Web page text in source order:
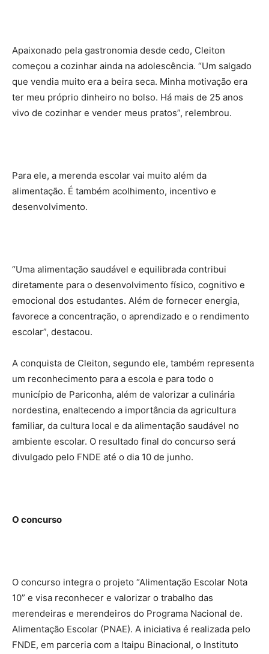
Apaixonado pela gastronomia desde cedo, Cleiton
começou a cozinhar ainda na adolescência. “Um salgado
que vendia muito era a beira seca. Minha motivação era
ter meu próprio dinheiro no bolso. Há mais de 25 anos
vivo de cozinhar e vender meus pratos”, relembrou.
Para ele, a merenda escolar vai muito além da
alimentação. É também acolhimento, incentivo e
desenvolvimento.
“Uma alimentação saudável e equilibrada contribui
diretamente para o desenvolvimento físico, cognitivo e
emocional dos estudantes. Além de fornecer energia,
favorece a concentração, o aprendizado e o rendimento
escolar”, destacou.
A conquista de Cleiton, segundo ele, também representa
um reconhecimento para a escola e para todo o
município de Pariconha, além de valorizar a culinária
nordestina, enaltecendo a importância da agricultura
familiar, da cultura local e da alimentação saudável no
ambiente escolar. O resultado final do concurso será
divulgado pelo FNDE até o dia 10 de junho.
O concurso
O concurso integra o projeto “Alimentação Escolar Nota
10” e visa reconhecer e valorizar o trabalho das
merendeiras e merendeiros do Programa Nacional de.
Alimentação Escolar (PNAE). A iniciativa é realizada pelo
FNDE, em parceria com a Itaipu Binacional, o Instituto